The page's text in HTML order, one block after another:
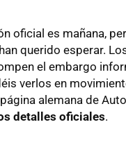
oficial es mañana,
han querido esperar.
el embargo
verlos en
alemana de
detalles oficiales.